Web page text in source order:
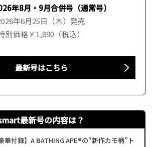
年8月・9月合併号（通常号）
年6月25日（木）発売
別価格￥1,890（税込）
最新号はこちら
最新号の内容は？
豪華付録】A BATHING APE®の“新作カモ柄”ト